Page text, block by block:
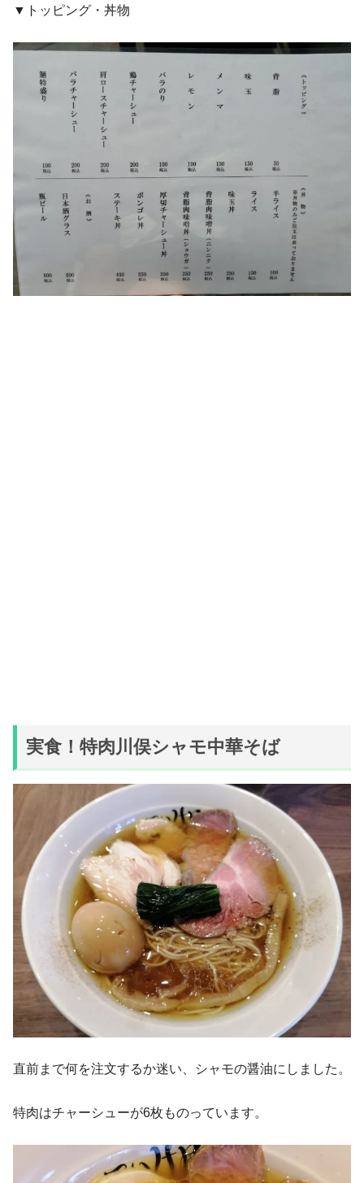
▼トッピング・丼物
実食！特肉川俣シャモ中華そば
直前まで何を注文するか迷い、シャモの醤油にしました。
特肉はチャーシューが6枚ものっています。